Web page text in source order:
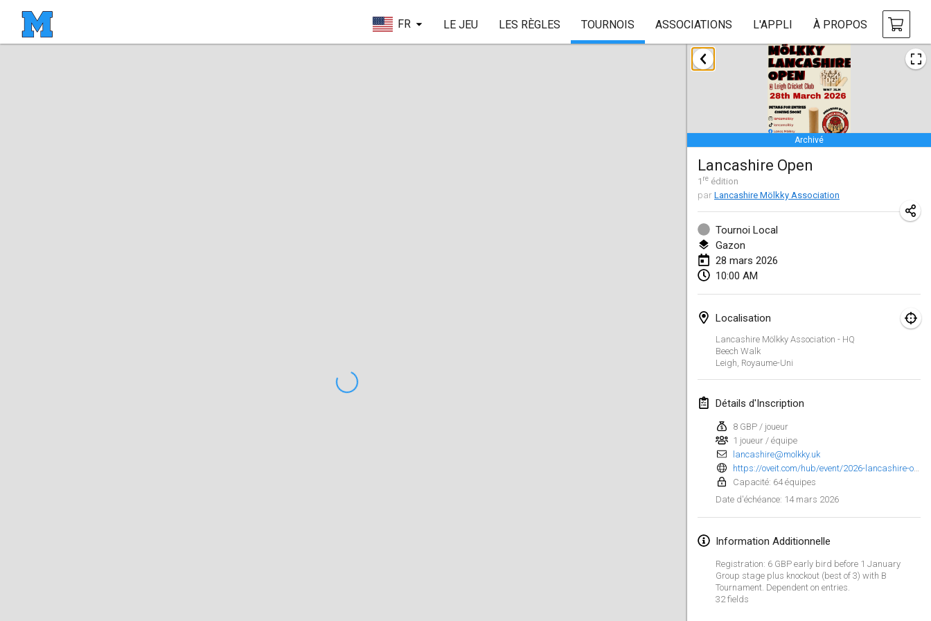
FR LE JEU LES RÈGLES TOURNOIS ASSOCIATIONS L'APPLI À PROPOS
Archivé
Lancashire Open
1 re édition
par Lancashire Mölkky Association
Tournoi Local
Gazon
28 mars 2026
10:00 AM
Localisation
Lancashire Mölkky Association - HQ
Beech Walk
Leigh Royaume-Uni
Détails d'Inscription
8 GBP / joueur
1 joueur / équipe
lancashire@molkky.uk
Capacité: 64 équipes
Date d'échéance: 14 mars 2026
Information Additionnelle
Registration: 6 GBP early bird before 1 January
Group stage plus knockout (best of 3) with B
Tournament. Dependent on entries.
32 fields
janvier 2026
Tournoi de la bonne année
10 janv. 2026|France
Open de Boulay Triplette
17 janv. 2026|France
ANNULÉ
Concours de Honnelles
18 janv. 2026|Belgique
31 janv. 2026
1 févr. 2026 |
Indoor Polish Open 2026 - Doubles
7 févr. 2026 Pologne
Lazala Indoor Cup ZMGZEG
7 févr. 2026|Hongrie
8 févr. 2026 | Pologne
14 févr. 2026|Italie
GB Master
21 févr. 2026